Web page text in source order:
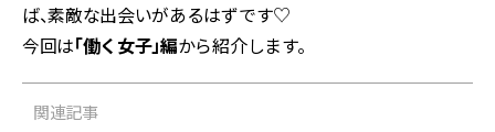
ば、素敵な出会いがあるはずです♡
今回は「働く女子」編から紹介します。
関連記事